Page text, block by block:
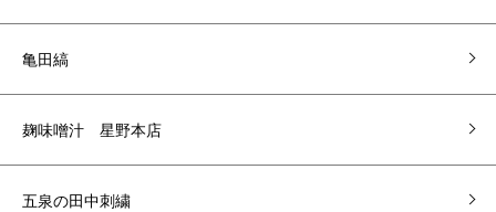
亀田縞
麹味噌汁 星野本店
五泉の田中刺繍